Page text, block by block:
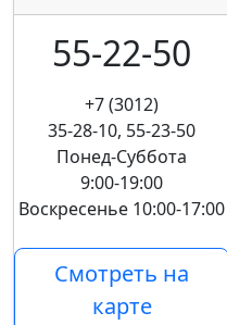
55-22-50
+7 (3012)
35-28-10, 55-23-50
Понед-Суббота
9:00-19:00
Воскресенье 10:00-17:00
Смотреть на
карте